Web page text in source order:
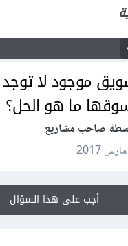
موجود لا
ما هو الحل؟
صاحب مشاريع
أجب على هذا السؤال